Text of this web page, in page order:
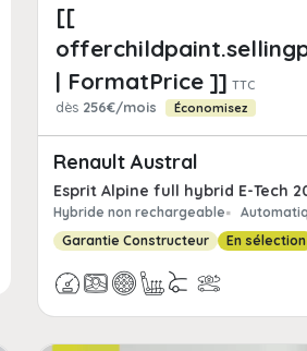
[[
| FormatPrice ]] TTC
dès 256€/mois Économisez
Renault Austral
Esprit Alpine full hybrid E-Tech
Hybride non rechargeable
Garantie Constructeur
En sélection